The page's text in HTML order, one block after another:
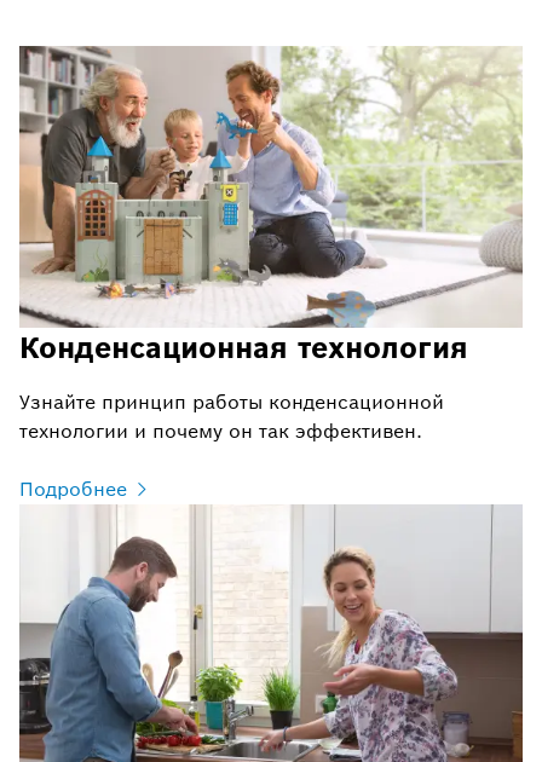
Конденсационная технология
Узнайте принцип работы конденсационной
технологии и почему он так эффективен.
Подробнее